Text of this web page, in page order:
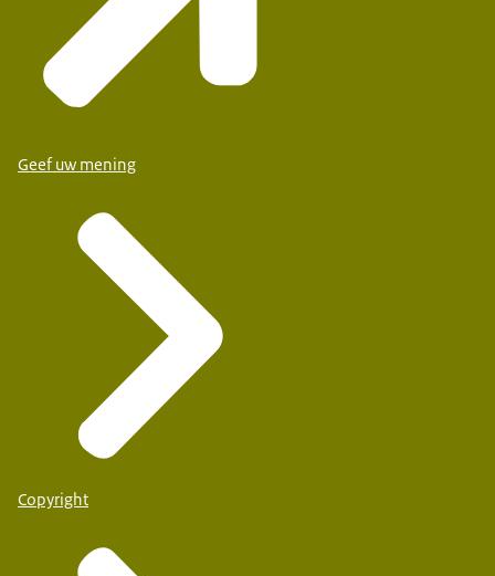
Geef uw mening
Copyright